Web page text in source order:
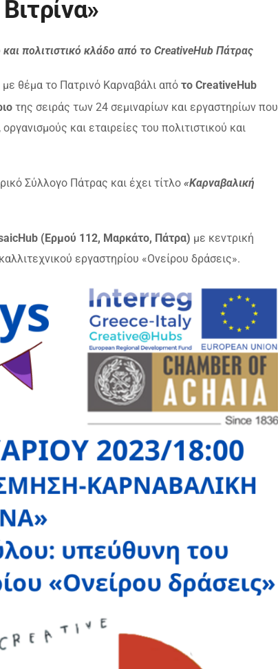
πολιτιστικό κλάδο από το CreativeHub Πάτρας
θέμα το Πατρινό Καρναβάλι από το CreativeHub
της σειράς των 24 σεμιναρίων και εργαστηρίων που
και εταιρείες του πολιτιστικού και
Σύλλογο Πάτρας και έχει τίτλο «Καρναβαλική
(Ερμού 112, Μαρκάτο, Πάτρα) με κεντρική
εργαστηρίου «Ονείρου δράσεις».